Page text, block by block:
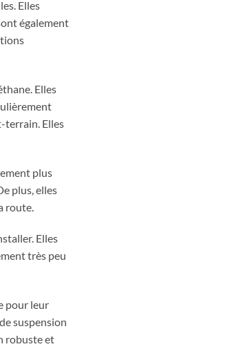
Elles
également
Elles
terrain. Elles
plus
plus, elles
route.
Elles
très peu
pour leur
suspension
robuste et